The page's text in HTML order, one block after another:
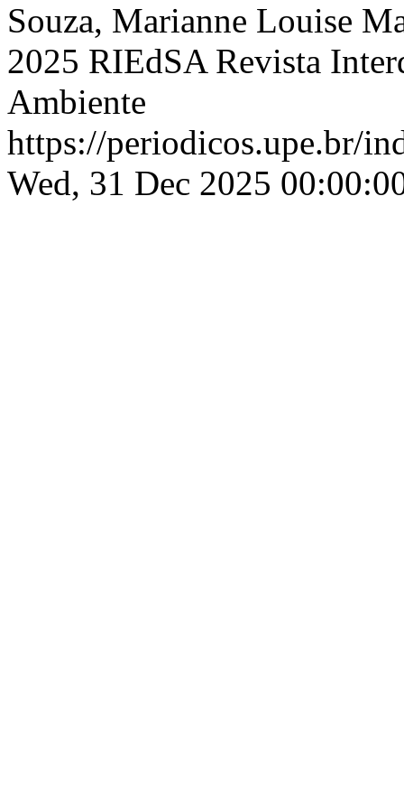
Souza, Marianne Louise
2025 RIEdSA Revista
Ambiente
https://periodicos.upe.br/
Wed, 31 Dec 2025